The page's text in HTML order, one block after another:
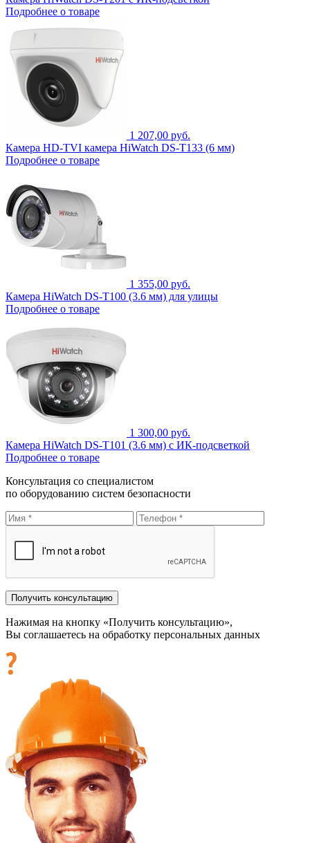
Подробнее о товаре
1 207,00 руб.
Камера HD-TVI камера HiWatch DS-T133 (6 мм)
Подробнее о товаре
1 355,00 руб.
Камера HiWatch DS-T100 (3.6 мм) для улицы
Подробнее о товаре
1 300,00 руб.
Камера HiWatch DS-T101 (3.6 мм) с ИК-подсветкой
Подробнее о товаре
Консультация со специалистом
по оборудованию систем безопасности
Нажимая на кнопку «Получить консультацию»,
Вы соглашаетесь на обработку персональных данных